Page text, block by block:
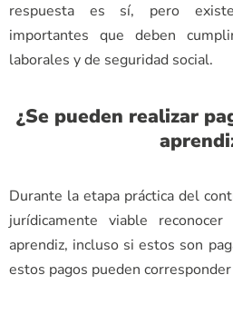
respuesta es sí, pero
importantes que deben
laborales y de seguridad social.
¿Se pueden realizar
Durante la etapa práctica del
jurídicamente viable
aprendiz, incluso si estos son
estos pagos pueden corresponder